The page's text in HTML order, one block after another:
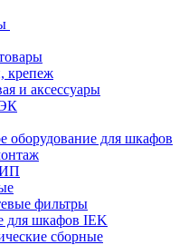
крепеж
и аксессуары
оборудование для шкафов
фильтры
для шкафов IEK
сборные